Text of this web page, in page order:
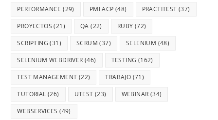
PERFORMANCE (29) PMI ACP (48) PRACTITEST (37)
PROYECTOS (21) QA (22) RUBY (72)
SCRIPTING (31) SCRUM (37) SELENIUM (48)
SELENIUM WEBDRIVER (46) TESTING (162)
TEST MANAGEMENT (22) TRABAJO (71)
TUTORIAL (26) UTEST (23) WEBINAR (34)
WEBSERVICES (49)